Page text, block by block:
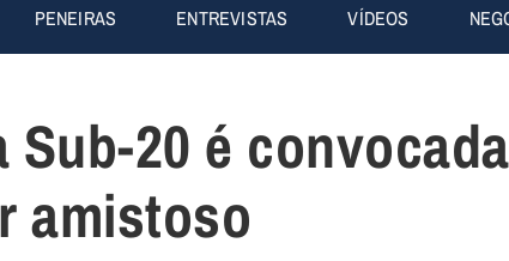
PENEIRAS ENTREVISTAS VÍDEOS
20 é convocada
amistoso